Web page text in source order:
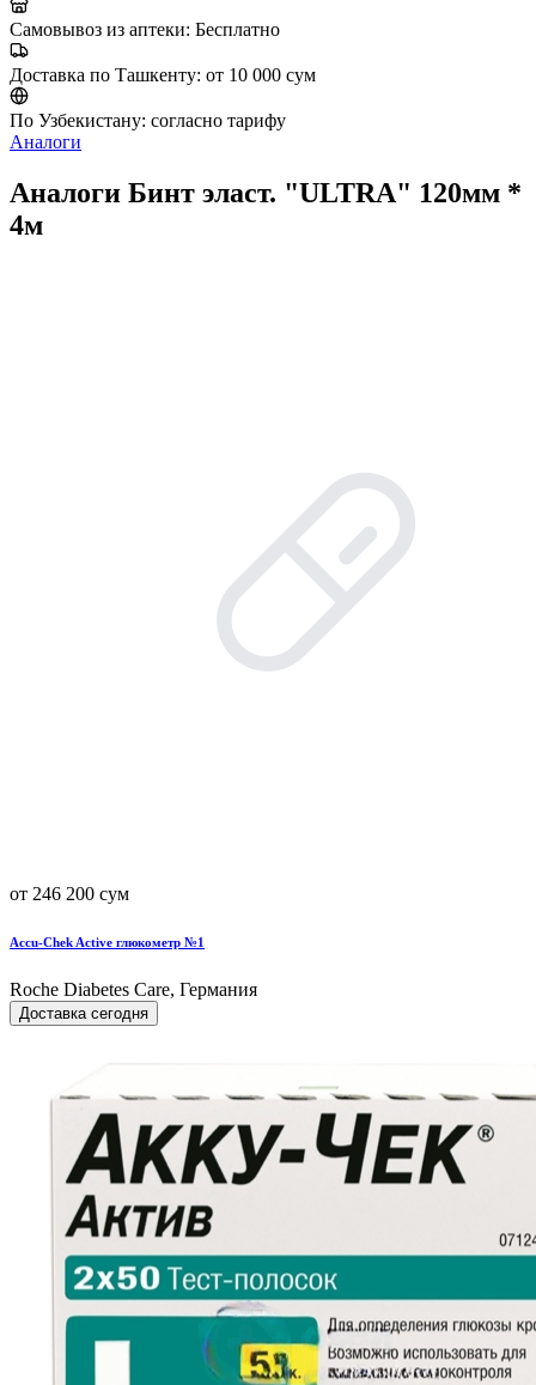
Самовывоз из аптеки: Бесплатно
Доставка по Ташкенту: от 10 000 сум
По Узбекистану: согласно тарифу
Аналоги
Аналоги Бинт эласт. "ULTRA" 120мм *
4м
от 246 200 сум
Accu-Chek Active глюкометр №1
Roche Diabetes Care, Германия
Доставка сегодня